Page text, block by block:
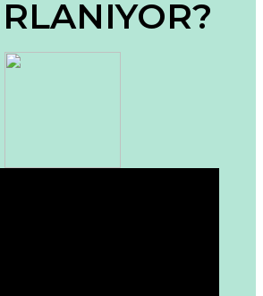
daha pahalı.
alternatifler olmalı.